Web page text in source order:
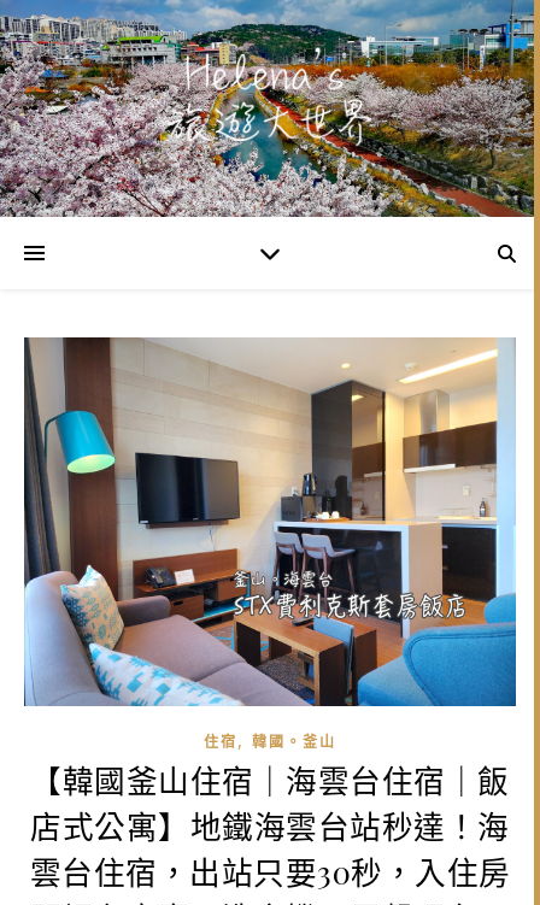
住宿, 韓國。釜山
【韓國釜山住宿｜海雲台住宿｜飯
店式公寓】地鐵海雲台站秒達！海
雲台住宿，出站只要30秒，入住房